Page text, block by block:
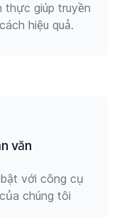
thực giúp truyền
hiệu quả.
văn
với công cụ
chúng tôi